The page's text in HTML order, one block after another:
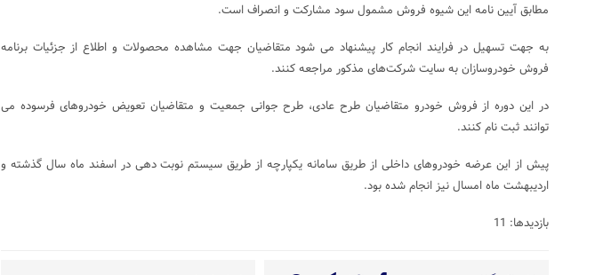
مطابق آیین نامه این شیوه فروش مشمول سود مشارکت و انصراف است.
به جهت تسهیل در فرایند انجام کار پیشنهاد می شود متقاضیان جهت مشاهده محصولات و اطلاع از جزئیات برنامه
فروش خودروسازان به سایت شرکت‌های مذکور مراجعه کنند.
در این دوره از فروش خودرو متقاضیان طرح عادی، طرح جوانی جمعیت و متقاضیان تعویض خودروهای فرسوده می
توانند ثبت نام کنند.
پیش از این عرضه خودروهای داخلی از طریق سامانه یکپارچه از طریق سیستم نوبت دهی در اسفند ماه سال گذشته و
اردیبهشت ماه امسال نیز انجام شده بود.
بازدیدها: 11